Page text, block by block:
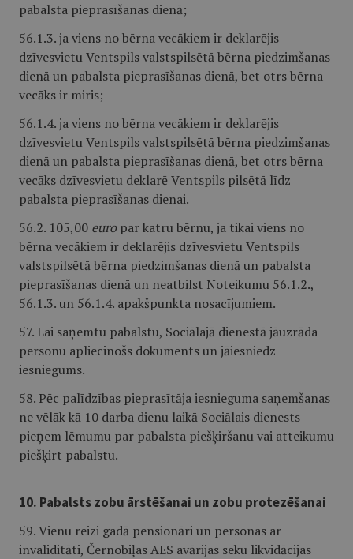
pabalsta pieprasīšanas dienā;
56.1.3. ja viens no bērna vecākiem ir deklarējis
dzīvesvietu Ventspils valstspilsētā bērna piedzimšanas
dienā un pabalsta pieprasīšanas dienā, bet otrs bērna
vecāks ir miris;
56.1.4. ja viens no bērna vecākiem ir deklarējis
dzīvesvietu Ventspils valstspilsētā bērna piedzimšanas
dienā un pabalsta pieprasīšanas dienā, bet otrs bērna
vecāks dzīvesvietu deklarē Ventspils pilsētā līdz
pabalsta pieprasīšanas dienai.
56.2. 105,00 europar katru bērnu, ja tikai viens no
bērna vecākiem ir deklarējis dzīvesvietu Ventspils
valstspilsētā bērna piedzimšanas dienā un pabalsta
pieprasīšanas dienā un neatbilst Noteikumu 56.1.2.,
56.1.3. un 56.1.4. apakšpunkta nosacījumiem.
57. Lai saņemtu pabalstu, Sociālajā dienestā jāuzrāda
personu apliecinošs dokuments un jāiesniedz
iesniegums.
58. Pēc palīdzības pieprasītāja iesnieguma saņemšanas
ne vēlāk kā 10 darba dienu laikā Sociālais dienests
pieņem lēmumu par pabalsta piešķiršanu vai atteikumu
piešķirt pabalstu.
10. Pabalsts zobu ārstēšanai un zobu protezēšanai
59. Vienu reizi gadā pensionāri un personas ar
invaliditāti, Černobiļas AES avārijas seku likvidācijas